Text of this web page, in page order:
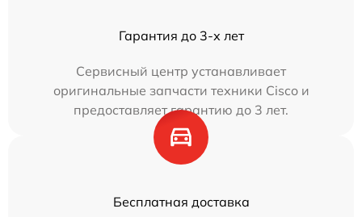
Гарантия до 3-х лет
Сервисный центр устанавливает
оригинальные запчасти техники Cisco и
предоставляет гарантию до 3 лет.
Бесплатная доставка